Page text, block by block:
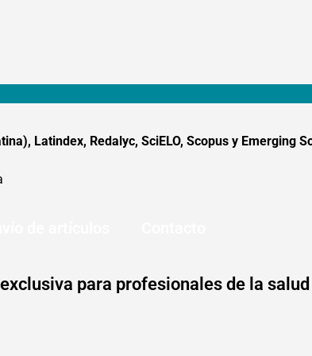
Latindex, Redalyc, SciELO, Scopus y Emerging
para profesionales de la salud